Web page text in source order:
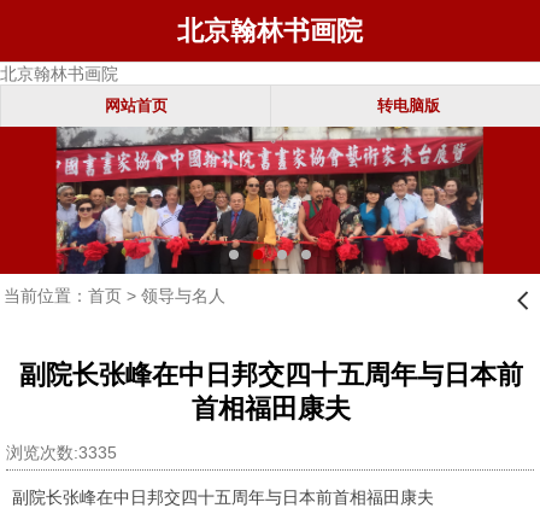
北京翰林书画院
北京翰林书画院
网站首页 转电脑版
当前位置： 首页> 领导与名人 󰊒
副院长张峰在中日邦交四十五周年与日本前
首相福田康夫
浏览次数:3335
副院长张峰在中日邦交四十五周年与日本前首相福田康夫